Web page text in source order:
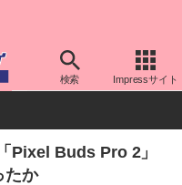
検索 Impressサイト
Pixel Buds Pro 2」
たか